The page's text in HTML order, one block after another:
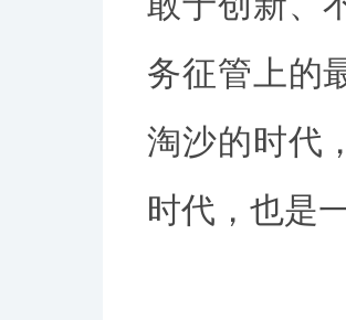
务征管上的
淘沙的时代
时代，也是